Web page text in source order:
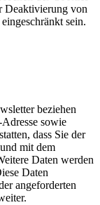
Deaktivierung von
sein.
beziehen
sowie
dass Sie der
mit dem
Daten werden
Daten
angeforderten